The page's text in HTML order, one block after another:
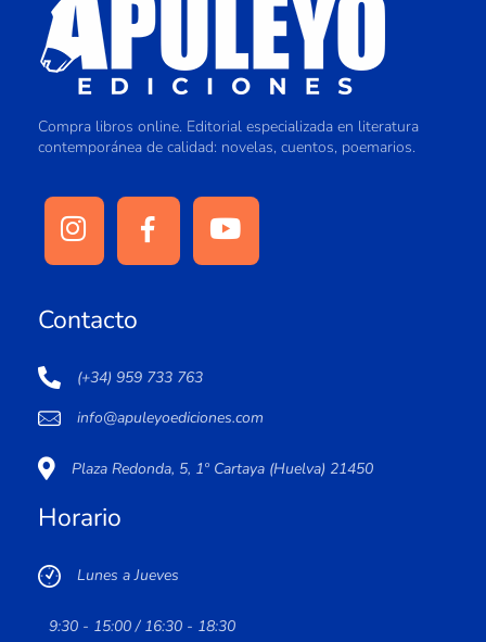
Compra libros online. Editorial especializada en literatura
contemporánea de calidad: novelas, cuentos, poemarios.
Contacto
(+34) 959 733 763
info@apuleyoediciones.com
Plaza Redonda, 5, 1º Cartaya (Huelva) 21450
Horario
Lunes a Jueves
9:30 - 15:00 / 16:30 - 18:30